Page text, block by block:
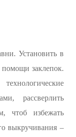
Установить в
помощи заклепок.
рассверлить
чтоб избежать
выкручивания –